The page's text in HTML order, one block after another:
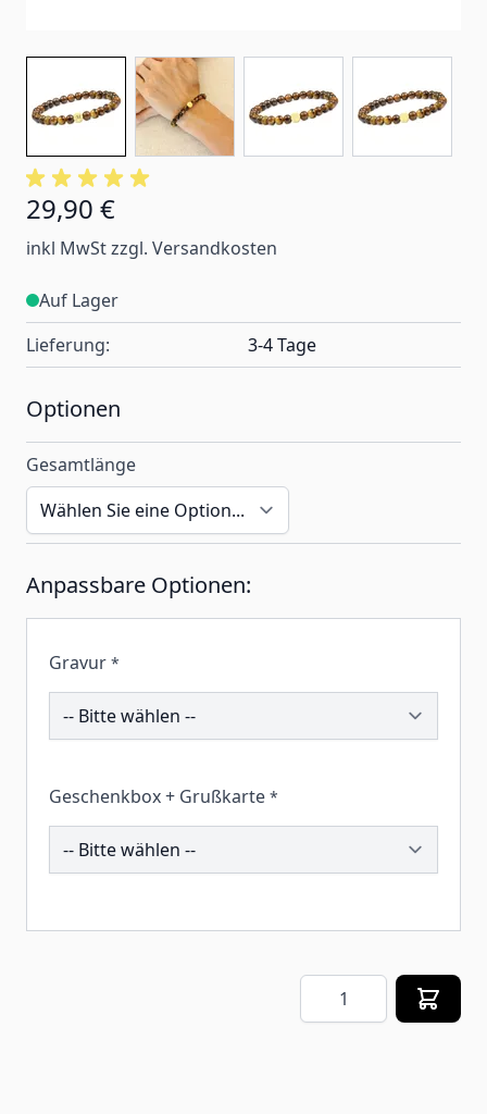
Ab:
29,90 €
inkl MwSt zzgl. Versandkosten
Auf Lager
Lieferung:
3-4 Tage
Optionen
Gesamtlänge
Anpassbare Optionen:
Gravur *
206980
Geschenkbox + Grußkarte *
260240
Menge